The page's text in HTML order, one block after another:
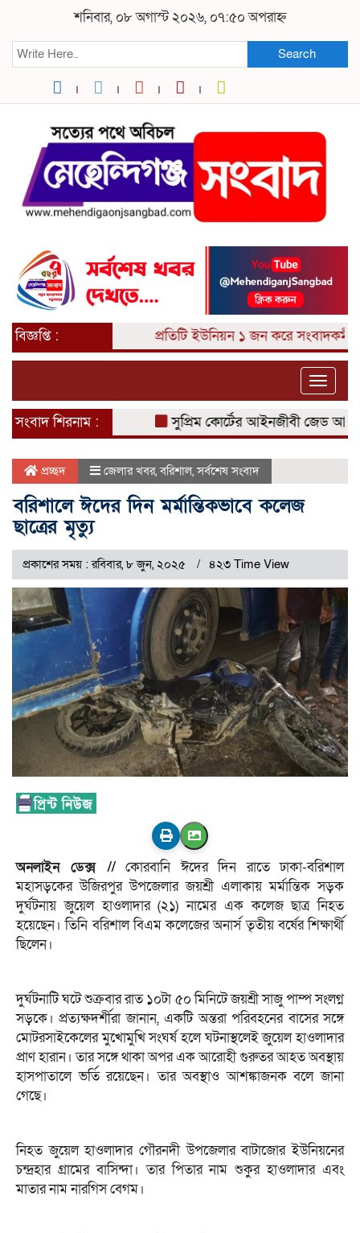
শনিবার, ০৮ অগাস্ট ২০২৬, ০৭:৫০ অপরাহ্ন
Search
বিজ্ঞপ্তি : প্রতিটি ইউনিয়ন ১ জন করে সংবাদকর্মী
Toggle
সংবাদ শিরনাম :
সুপ্রিম কোর্টের আইনজীবী জেড আই খান
প্রচ্ছদ জেলার খবর,বরিশাল,সর্বশেষ সংবাদ
বরিশালে ঈদের দিন মর্মান্তিকভাবে কলেজ
ছাত্রের মৃত্যু
প্রকাশের সময় : রবিবার, ৮ জুন, ২০২৫ ৪২৩ Time View
অনলাইন ডেক্স //কোরবানি ঈদের দিন রাতে ঢাকা-বরিশাল
মহাসড়কের উজিরপুর উপজেলার জয়শ্রী এলাকায় মর্মান্তিক সড়ক
দুর্ঘটনায় জুয়েল হাওলাদার (২১) নামের এক কলেজ ছাত্র নিহত
হয়েছেন। তিনি বরিশাল বিএম কলেজের অনার্স তৃতীয় বর্ষের শিক্ষার্থী
ছিলেন।
দুর্ঘটনাটি ঘটে শুক্রবার রাত ১০টা ৫০ মিনিটে জয়শ্রী সাজু পাম্প সংলগ্ন
সড়কে। প্রত্যক্ষদর্শীরা জানান, একটি অন্তরা পরিবহনের বাসের সঙ্গে
মোটরসাইকেলের মুখোমুখি সংঘর্ষ হলে ঘটনাস্থলেই জুয়েল হাওলাদার
প্রাণ হারান। তার সঙ্গে থাকা অপর এক আরোহী গুরুতর আহত অবস্থায়
হাসপাতালে ভর্তি রয়েছেন। তার অবস্থাও আশঙ্কাজনক বলে জানা
গেছে।
নিহত জুয়েল হাওলাদার গৌরনদী উপজেলার বাটাজোর ইউনিয়নের
চন্দ্রহার গ্রামের বাসিন্দা। তার পিতার নাম শুকুর হাওলাদার এবং
মাতার নাম নারগিস বেগম।